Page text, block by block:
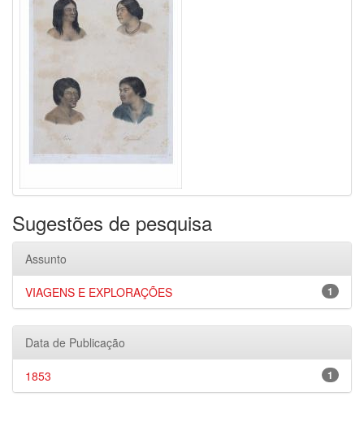
Sugestões de pesquisa
Assunto
1
VIAGENS E EXPLORAÇÕES
Data de Publicação
1
1853